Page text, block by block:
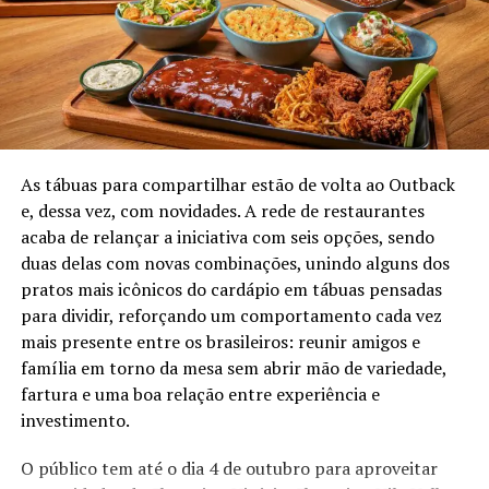
As tábuas para compartilhar estão de volta ao Outback
e, dessa vez, com novidades. A rede de restaurantes
acaba de relançar a iniciativa com seis opções, sendo
duas delas com novas combinações, unindo alguns dos
pratos mais icônicos do cardápio em tábuas pensadas
para dividir, reforçando um comportamento cada vez
mais presente entre os brasileiros: reunir amigos e
família em torno da mesa sem abrir mão de variedade,
fartura e uma boa relação entre experiência e
investimento.
O público tem até o dia 4 de outubro para aproveitar